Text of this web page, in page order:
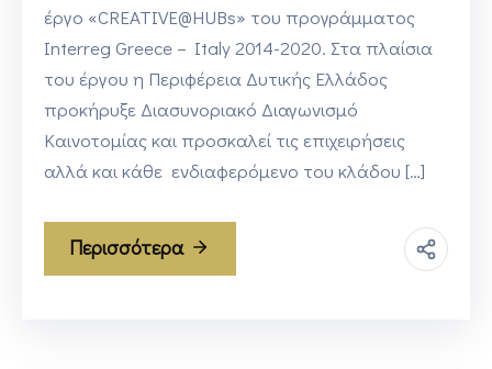
έργο «CREATIVE@HUBs» του προγράμματος
Interreg Greece – Italy 2014-2020. Στα πλαίσια
του έργου η Περιφέρεια Δυτικής Ελλάδος
προκήρυξε Διασυνοριακό Διαγωνισμό
Καινοτομίας και προσκαλεί τις επιχειρήσεις
αλλά και κάθε ενδιαφερόμενο του κλάδου […]
Περισσότερα